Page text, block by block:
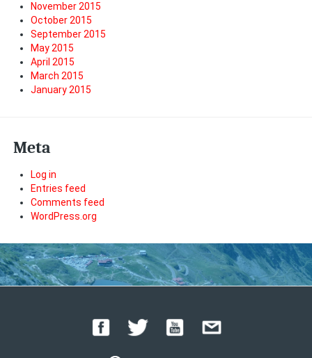
November 2015
October 2015
September 2015
May 2015
April 2015
March 2015
January 2015
Meta
Log in
Entries feed
Comments feed
WordPress.org